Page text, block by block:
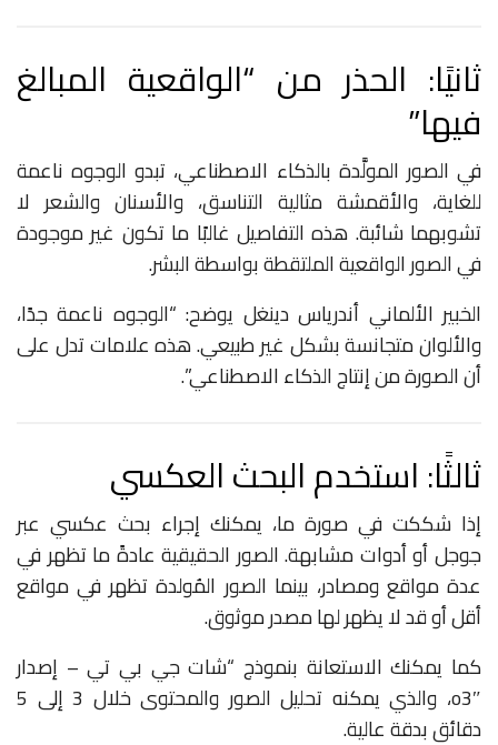
ثانيًا: الحذر من “الواقعية المبالغ
فيها”
في الصور المولَّدة بالذكاء الاصطناعي، تبدو الوجوه ناعمة
للغاية، والأقمشة مثالية التناسق، والأسنان والشعر لا
تشوبهما شائبة. هذه التفاصيل غالبًا ما تكون غير موجودة
في الصور الواقعية الملتقطة بواسطة البشر.
الخبير الألماني أندرياس دينغل يوضح: “الوجوه ناعمة جدًا،
والألوان متجانسة بشكل غير طبيعي. هذه علامات تدل على
أن الصورة من إنتاج الذكاء الاصطناعي”.
ثالثًا: استخدم البحث العكسي
إذا شككت في صورة ما، يمكنك إجراء بحث عكسي عبر
جوجل أو أدوات مشابهة. الصور الحقيقية عادةً ما تظهر في
عدة مواقع ومصادر، بينما الصور المُولدة تظهر في مواقع
أقل أو قد لا يظهر لها مصدر موثوق.
كما يمكنك الاستعانة بنموذج “شات جي بي تي – إصدار
o3″، والذي يمكنه تحليل الصور والمحتوى خلال 3 إلى 5
دقائق بدقة عالية.